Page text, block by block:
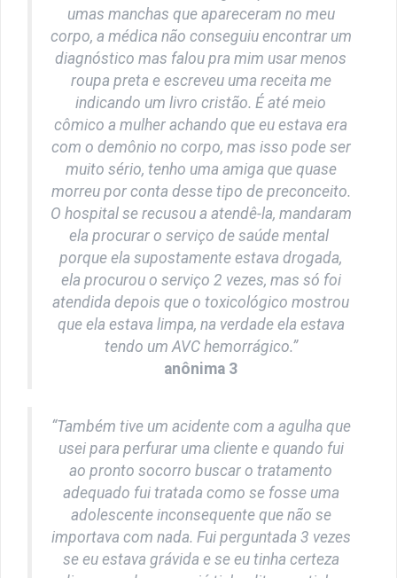
umas manchas que apareceram no meu
corpo, a médica não conseguiu encontrar um
diagnóstico mas falou pra mim usar menos
roupa preta e escreveu uma receita me
indicando um livro cristão. É até meio
cômico a mulher achando que eu estava era
com o demônio no corpo, mas isso pode ser
muito sério, tenho uma amiga que quase
morreu por conta desse tipo de preconceito.
O hospital se recusou a atendê-la, mandaram
ela procurar o serviço de saúde mental
porque ela supostamente estava drogada,
ela procurou o serviço 2 vezes, mas só foi
atendida depois que o toxicológico mostrou
que ela estava limpa, na verdade ela estava
tendo um AVC hemorrágico.”
anônima 3
“Também tive um acidente com a agulha que
usei para perfurar uma cliente e quando fui
ao pronto socorro buscar o tratamento
adequado fui tratada como se fosse uma
adolescente inconsequente que não se
importava com nada. Fui perguntada 3 vezes
se eu estava grávida e se eu tinha certeza